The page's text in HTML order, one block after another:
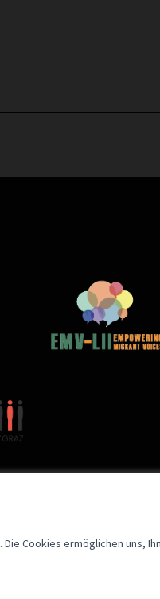
Cookies ermöglichen uns,